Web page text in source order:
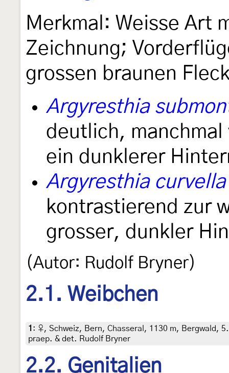
Merkmal: Weisse Art
Zeichnung;
grossen braunen
Argyresthia
deutlich,
ein dunklerer
Argyresthia curvella
kontrastierend zur
grosser, dunkler
(Autor: Rudolf Bryner)
2.1. Weibchen
1 : ♀, Schweiz, Bern, Chasseral, 1130 m, Bergwald,
praep. & det. Rudolf Bryner
2.2. Genitalien